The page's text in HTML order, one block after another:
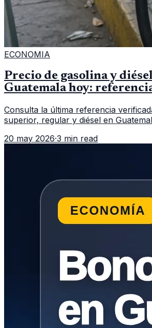
ECONOMIA
Precio de gasolina y
Guatemala hoy:
Consulta la última referencia
superior, regular y diésel en
tanque.
20 may 2026·3 min read